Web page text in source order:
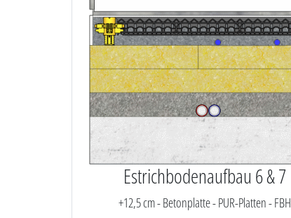
Estrichbodenaufbau 6 & 7
+12,5 cm - Betonplatte - PUR-Platten - FBH